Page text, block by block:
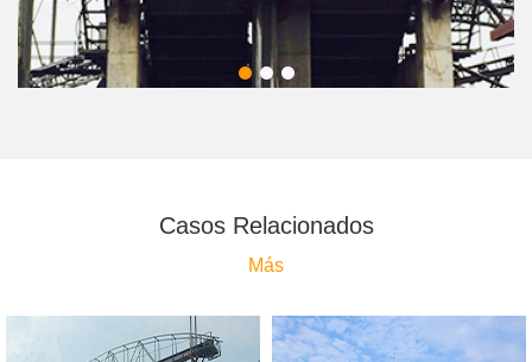
Casos Relacionados
Más